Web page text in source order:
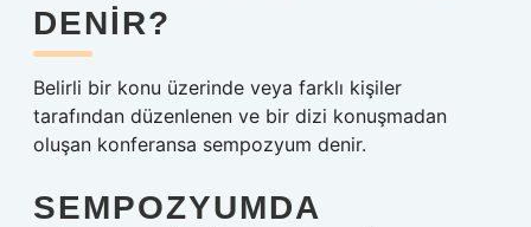
DENIR?
Belirli bir konu üzerinde veya farklı kişiler
tarafından düzenlenen ve bir dizi konuşmadan
oluşan konferansa sempozyum denir.
SEMPOZYUMDA